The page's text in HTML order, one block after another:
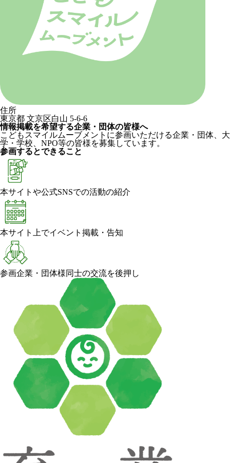
住所
東京都 文京区白山 5-6-6
情報掲載を希望する企業・団体の皆様へ
こどもスマイルムーブメントに参画いただける企業・団体、大
学・学校、NPO等の皆様を募集しています。
参画するとできること
本サイトや公式SNSでの活動の紹介
本サイト上でイベント掲載・告知
参画企業・団体様同士の交流を後押し